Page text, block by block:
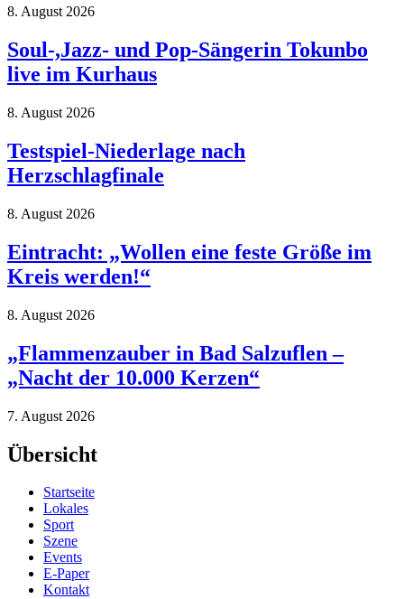
8. August 2026
Soul-,Jazz- und Pop-Sängerin Tokunbo
live im Kurhaus
8. August 2026
Testspiel-Niederlage nach
Herzschlagfinale
8. August 2026
Eintracht: „Wollen eine feste Größe im
Kreis werden!“
8. August 2026
„Flammenzauber in Bad Salzuflen –
„Nacht der 10.000 Kerzen“
7. August 2026
Übersicht
Startseite
Lokales
Sport
Szene
Events
E-Paper
Kontakt